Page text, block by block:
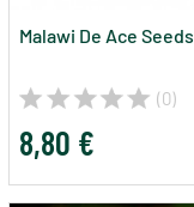
Malawi De Ace Seeds
(0)
8,80 €